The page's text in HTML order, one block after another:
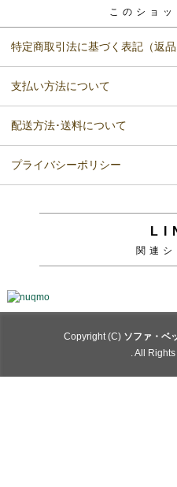
このショ
特定商取引法に基づく表記（返品
支払い方法について
配送方法･送料について
プライバシーポリシー
関連
Copyright (C) ソファ・ベ
. All